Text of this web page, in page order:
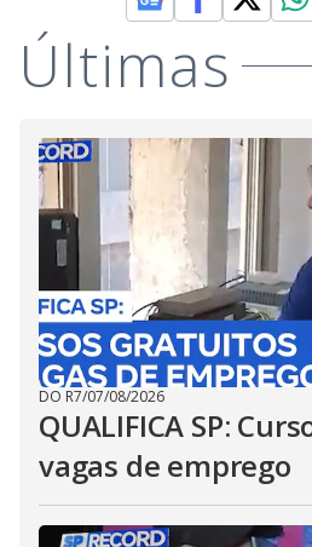
Últimas
DO R7/07/08/2026
QUALIFICA SP:
vagas de emprego